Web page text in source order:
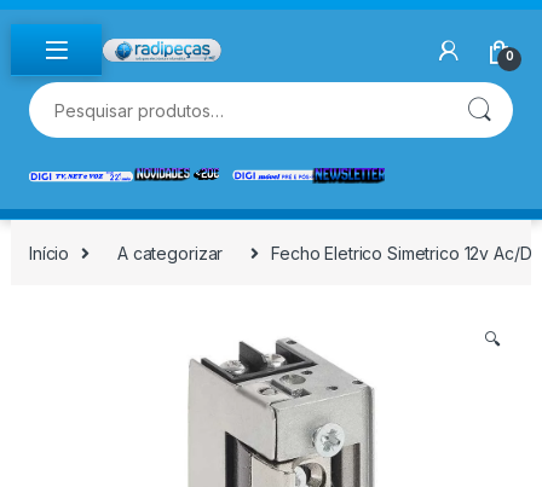
Skip to navigation
Skip to content
0
Pesquisar por:
Início A categorizar Fecho Eletrico Simetrico 12v Ac/
🔍